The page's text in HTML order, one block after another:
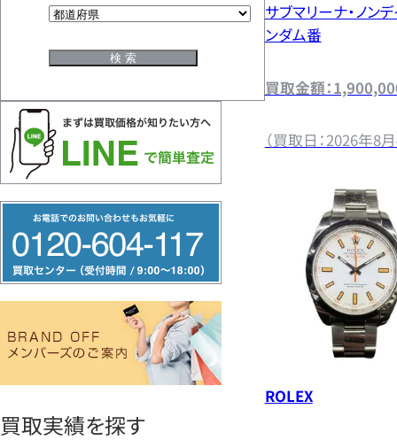
だ
さ
い
リ
ー
ヤ
買取実績を探す
サブマリーナ・ノン
ンダム番
買取金額：
（買取日：2026年8
ROLEX